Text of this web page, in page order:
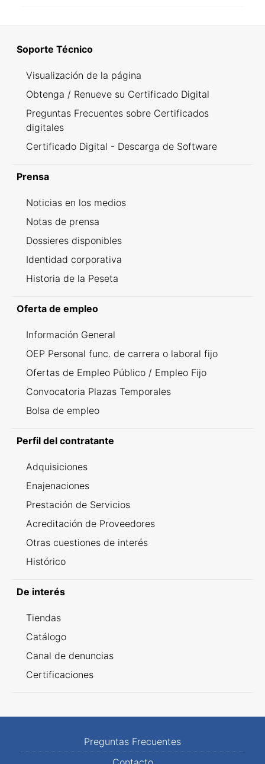
Soporte Técnico
Visualización de la página
Obtenga / Renueve su Certificado Digital
Preguntas Frecuentes sobre Certificados
digitales
Certificado Digital - Descarga de Software
Prensa
Noticias en los medios
Notas de prensa
Dossieres disponibles
Identidad corporativa
Historia de la Peseta
Oferta de empleo
Información General
OEP Personal func. de carrera o laboral fijo
Ofertas de Empleo Público / Empleo Fijo
Convocatoria Plazas Temporales
Bolsa de empleo
Perfil del contratante
Adquisiciones
Enajenaciones
Prestación de Servicios
Acreditación de Proveedores
Otras cuestiones de interés
Histórico
De interés
Tiendas
Catálogo
Canal de denuncias
Certificaciones
Preguntas Frecuentes